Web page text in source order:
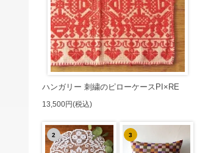
ハンガリー 刺繍のピローケースPI×RE
13,500円(税込)
2 3